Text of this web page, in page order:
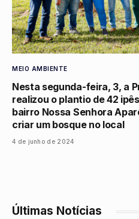
MEIO AMBIENTE
Nesta segunda-feira, 3, a
realizou o plantio de 42
bairro Nossa Senhora
criar um bosque no local
4 de junho de 2024
Últimas Notícias